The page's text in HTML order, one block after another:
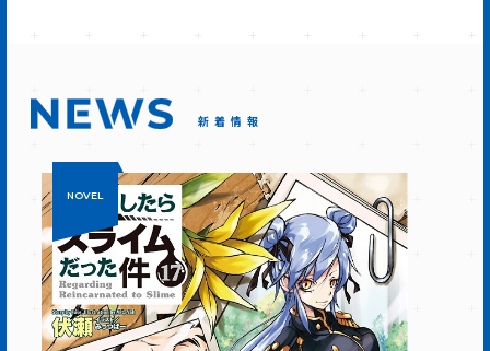
新着情報
NOVEL